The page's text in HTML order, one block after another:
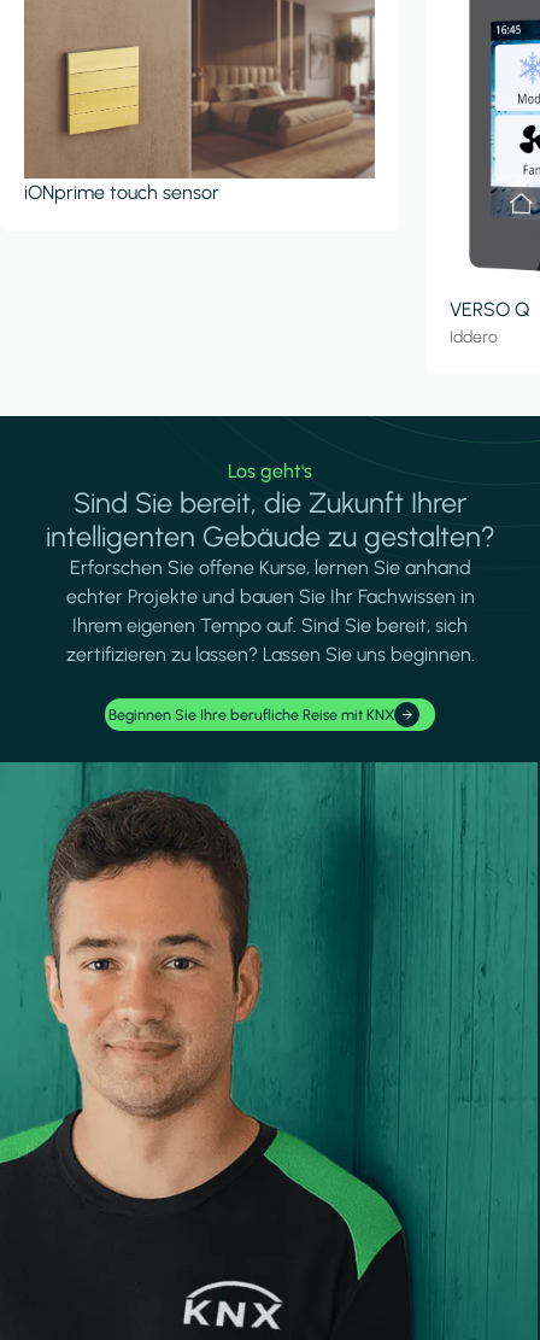
iONprime touch sensor
VERSO Q
Iddero
Los geht's
Sind Sie bereit, die Zukunft Ihrer
intelligenten Gebäude zu gestalten?
Erforschen Sie offene Kurse, lernen Sie anhand
echter Projekte und bauen Sie Ihr Fachwissen in
Ihrem eigenen Tempo auf. Sind Sie bereit, sich
zertifizieren zu lassen? Lassen Sie uns beginnen.
Beginnen Sie Ihre berufliche Reise mit KNX